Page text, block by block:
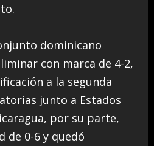
dominicano
con marca de 4-2,
a la segunda
junto a Estados
por su parte,
de 0-6 y quedó